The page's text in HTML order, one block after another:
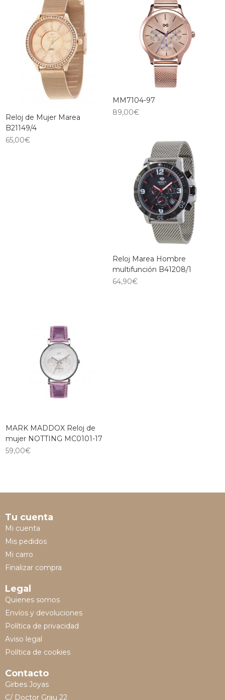
Reloj de Mujer Marea
B21149/4
65,00€
MM7104-97
89,00€
Reloj Marea Hombre
multifunción B41208/1
64,90€
MARK MADDOX Reloj de
mujer NOTTING MC0101-17
59,00€
Tu cuenta
Mi cuenta
Mis pedidos
Mi carro
Finalizar compra
Legal
Quienes somos
Envíos y devoluciones
Política de privacidad
Aviso legal
Política de cookies
Contacto
Girbes Joyas
C/ Doctor Grau 22